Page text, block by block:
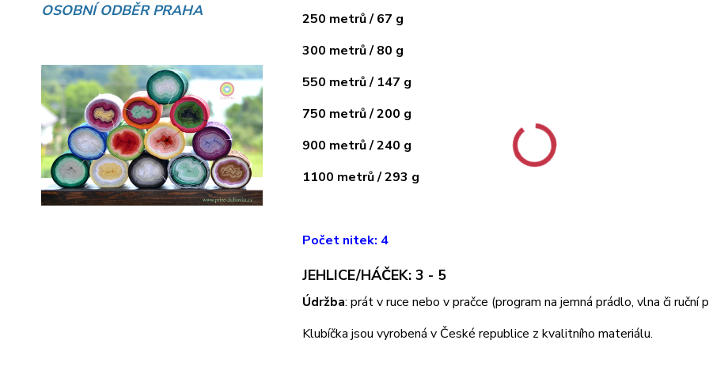
OSOBNÍ ODBĚR PRAHA
250 metrů / 67 g
300 metrů / 80 g
550 metrů / 147 g
750 metrů / 200 g
900 metrů / 240 g
1100 metrů / 293 g
Počet nitek: 4
JEHLICE/HÁČEK: 3 - 5
Údržba: prát v ruce nebo v pračce (program na jemná prádlo, vlna či
Klubíčka jsou vyrobená v České republice z kvalitního materiálu.